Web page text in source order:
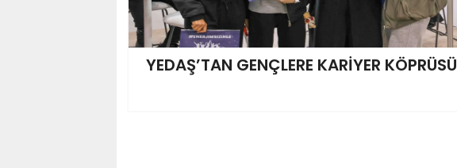
YEDAŞ’TAN GENÇLERE KARİYER KÖPRÜSÜ